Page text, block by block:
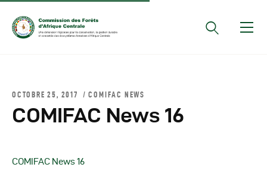
Conseils Des Ministres
Comptes Rendus De
Régionales
OCTOBRE 25, 2017 COMIFAC NEWS
COMIFAC News 16
COMIFAC News 16